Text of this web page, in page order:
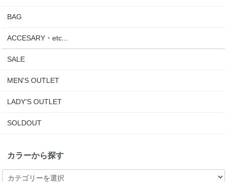
BAG
ACCESARY・etc...
SALE
MEN'S OUTLET
LADY'S OUTLET
SOLDOUT
カラーから探す